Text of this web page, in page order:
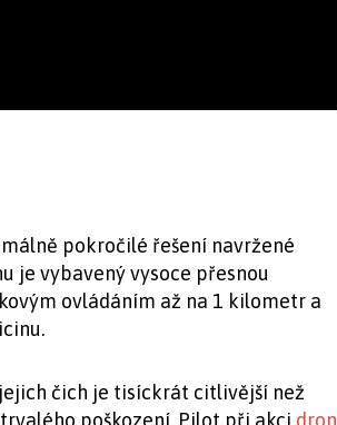
pokročilé řešení navržené
je vybavený vysoce přesnou
ovládáním až na 1 kilometr a
čich je tisíckrát citlivější než